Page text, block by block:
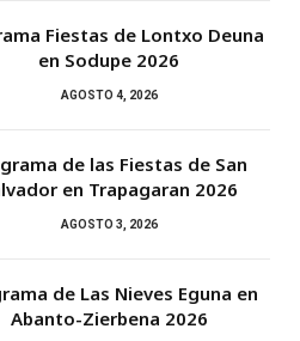
Fiestas de Lontxo Deuna
en Sodupe 2026
AGOSTO 4, 2026
de las Fiestas de San
en Trapagaran 2026
AGOSTO 3, 2026
de Las Nieves Eguna en
Abanto-Zierbena 2026